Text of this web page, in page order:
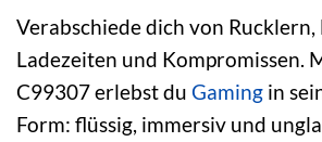
Verabschiede dich von Rucklern,
Ladezeiten und Kompromissen.
C99307 erlebst du Gaming in
Form: flüssig, immersiv und